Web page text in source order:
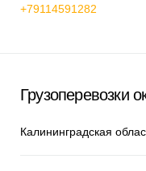
+79114591282
Грузоперевозки
Калининградская